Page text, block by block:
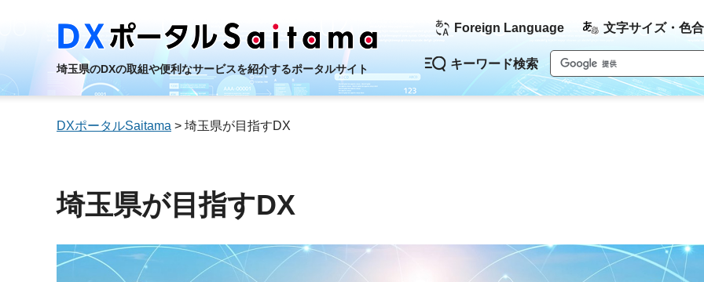
埼玉県のDXの取組や便利なサービスを紹介するポータルサイト
Foreign Language 文字サイズ・色
キーワード検索
DXポータルSaitama > 埼玉県が目指すDX
埼玉県が目指すDX